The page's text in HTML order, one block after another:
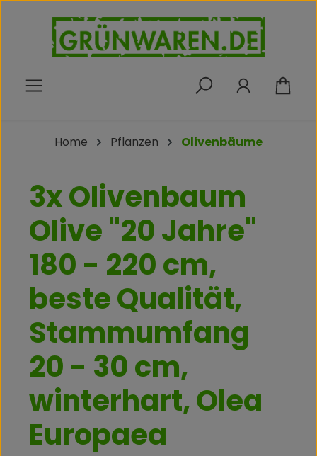
Zum Hauptinhalt springen
Home Pflanzen Olivenbäume
3x Olivenbaum
Olive "20 Jahre"
180 - 220 cm,
beste Qualität,
Stammumfang
20 - 30 cm,
winterhart, Olea
Europaea